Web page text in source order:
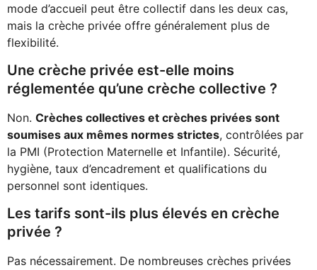
mode d’accueil peut être collectif dans les deux cas,
mais la crèche privée offre généralement plus de
flexibilité.
Une crèche privée est-elle moins
réglementée qu’une crèche collective ?
Non. Crèches collectives et crèches privées sont
soumises aux mêmes normes strictes, contrôlées par
la PMI (Protection Maternelle et Infantile). Sécurité,
hygiène, taux d’encadrement et qualifications du
personnel sont identiques.
Les tarifs sont-ils plus élevés en crèche
privée ?
Pas nécessairement. De nombreuses crèches privées